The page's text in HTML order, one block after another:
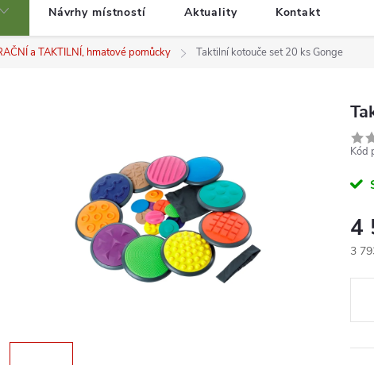
Návrhy místností Aktuality Kontakt
a TAKTILNÍ, hmatové pomůcky Taktilní kotouče set 20 ks Gonge
Kód
4
3